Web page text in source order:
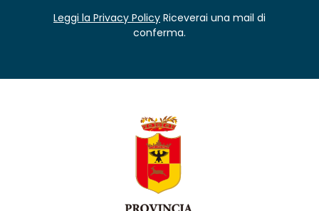
Leggi la Privacy Policy Riceverai una mail di
conferma.